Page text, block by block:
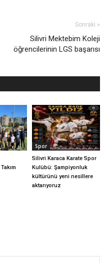
Sonraki »
Silivri Mektebim Koleji
öğrencilerinin LGS başarısı
Spor
Silivri Karaca Karate Spor
Kulübü: Şampiyonluk
kültürünü yeni nesillere
aktarıyoruz